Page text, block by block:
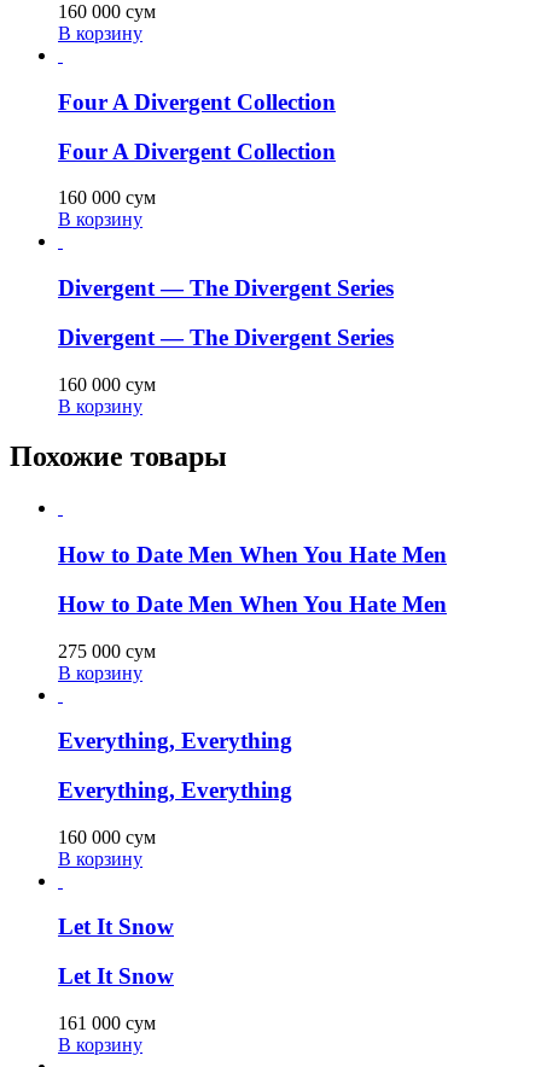
160 000 сум
В корзину
Four A Divergent Collection
Four A Divergent Collection
160 000 сум
В корзину
Divergent — The Divergent Series
Divergent — The Divergent Series
160 000 сум
В корзину
Похожие товары
How to Date Men When You Hate Men
How to Date Men When You Hate Men
275 000 сум
В корзину
Everything, Everything
Everything, Everything
160 000 сум
В корзину
Let It Snow
Let It Snow
161 000 сум
В корзину